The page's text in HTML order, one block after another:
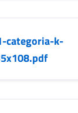
categoria-k-